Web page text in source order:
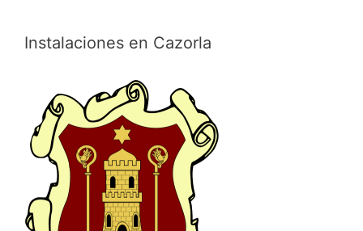
Instalaciones en Cazorla